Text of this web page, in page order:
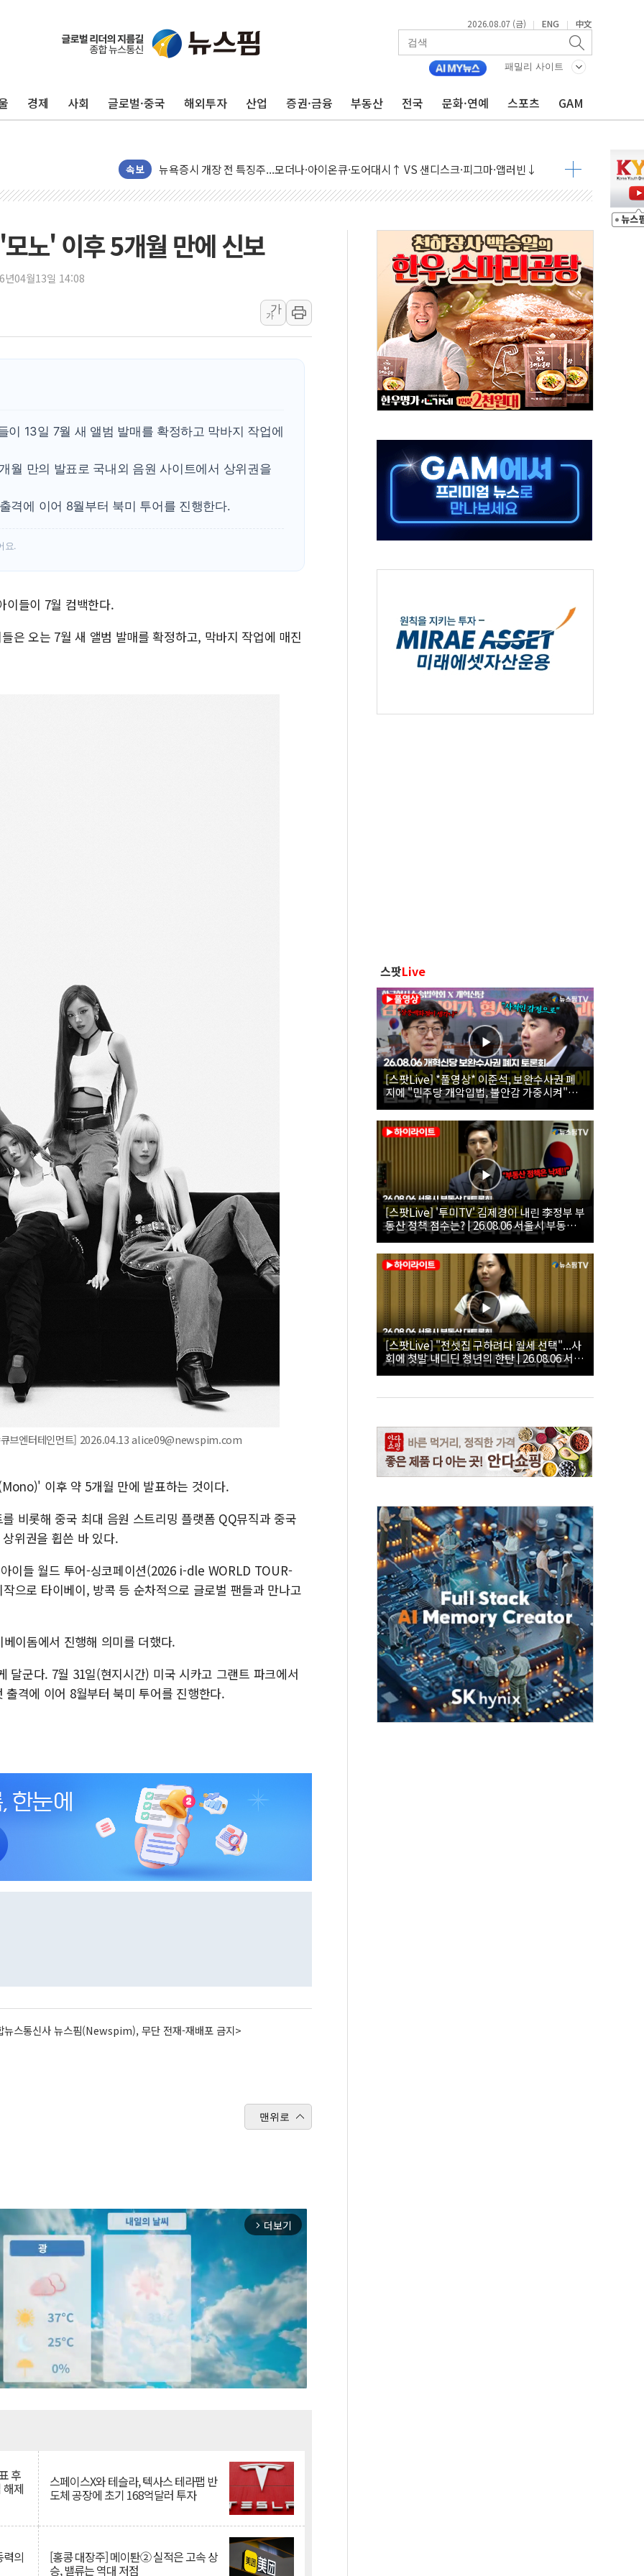
2026.08.07 (금) | ENG | 中文
패밀리 사이트
경제 사회 글로벌·중국 해외투자 산업 증권·금융 부동산 전국 문화·연예 스포츠 GAM
속보
유럽증시, 견조한 실적 소화하며 대부분 상승… "2분기 기업 순이익 21% 증가" 전망
리투아니아 국방 "러, 우크라 드론으로 나토 회원국 공격 검토… 거짓 깃발 작전"
뉴욕증시 개장 전 특징주...모더나·아이온큐·도어대시↑ VS 샌디스크·피그마·앱러빈↓
김정관 장관 "영업이익 N% 성과급 반대…상법·자본시장법 개정 논의"
청와대, 북한 단거리 탄도미사일 발사에 긴급 안보 점검회의
금값 7주 만에 최고…美 고용 둔화·호르무즈 재개방 기대에 강세
[인도증시] 중동 긴장 완화에 실적 호조까지, 상승...호실적 보고 기업 상승세 뚜렷
러, 1인칭시점 드론으로 우크라 민간인 '사파리' 공격… 시민들 공포감 극대화 전략
[베트남 증시] 지수 하락 속 'DGC' 임시 주총 기대감에 홀로 상한가…마진 잔액은 사상 최고
'월가의 황제' 다이먼 "금융시장 레버리지 위험수위…숨은 차입이 더 큰 변수"
양주 섬유염색공장서 화재 1명 중상…대응 1단계 진압 중
김정관 산업부 장관 "주 52시간 손봐야, 경쟁상대 中과 비교해야"
해군 1함대 창설 80주년…지역과 함께하는 '선봉'의 대민 봉사
[3보] 북, 원산서 동해로 단거리 탄도미사일 1발 발사… 올해 10번째·42일 만 도발
우크라 드론 전술, 중남미 콜롬비아에 새 안보 위기… 반군·마약카르텔이 습득해 전투 활용
동해해경, 독도 해상서 부유물 감긴 어선 구조
구미 폐염산처리업체서 불 2시간30여분만에 진화...외국인 노동자 숨져
노' 이후 5개월 만에 신보
년04월13일 14:08
가
가
이 13일 7월 새 앨범 발매를 확정하고 막바지 작업에
월 만의 발표로 국내외 음원 사이트에서 상위권을
격에 이어 8월부터 북미 투어를 진행한다.
요.
이들이 7월 컴백한다.
은 오는 7월 새 앨범 발매를 확정하고, 막바지 작업에 매진
큐브엔터테인먼트] 2026.04.13 alice09@newspim.com
이후 약 5개월 만에 발표하는 것이다.
비롯해 중국 최대 음원 스트리밍 플랫폼 QQ뮤직과 중국
위권을 휩쓴 바 있다.
이들 월드 투어-싱코페이션(2026 i-dle WORLD TOUR-
으로 타이베이, 방콕 등 순차적으로 글로벌 팬들과 만나고
이돔에서 진행해 의미를 더했다.
달군다. 7월 31일(현지시간) 미국 시카고 그랜트 파크에서
격에 이어 8월부터 북미 투어를 진행한다.
뉴스통신사 뉴스핌(Newspim), 무단 전재-재배포 금지>
맨위로
arrow_forward_ios 더보기
후
제 스페이스X와 테슬라, 텍사스 테라팹 반
도체 공장에 초기 168억달러 투자
의 [홍콩 대장주] 메이퇀② 실적은 고속 상
승, 밸류는 역대 저점
스팟Live
[스팟Live] *풀영상* 이준석, 보완수사권 폐
지에 "민주당 개악입법, 불안감 가중시켜"｜
26.08.06 개혁신당 보완수사권 폐지 토론회
[스팟Live] '투미TV' 김제경이 내린 李정부 부
동산 정책 점수는? | 26.08.06 서울시 부동산
대토론회
[스팟Live] "전셋집 구하려다 월세 선택"...사
회에 첫발 내디딘 청년의 한탄 | 26.08.06 서울
시 부동산 대토론회